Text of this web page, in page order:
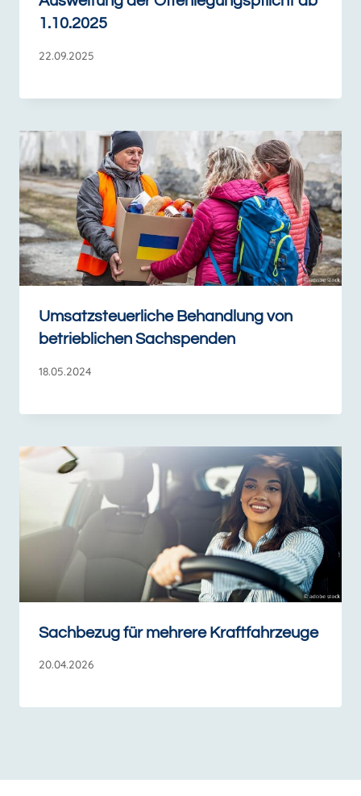
1.10.2025
22.09.2025
Umsatzsteuerliche Behandlung von
betrieblichen Sachspenden
18.05.2024
Sachbezug für mehrere Kraftfahrzeuge
20.04.2026